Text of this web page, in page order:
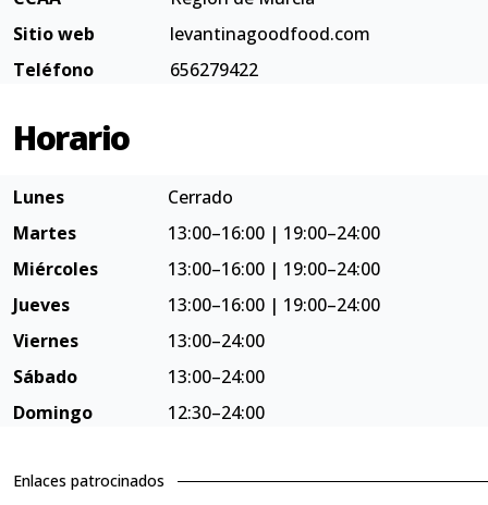
Sitio web
levantinagoodfood.com
Teléfono
656279422
Horario
Lunes
Cerrado
Martes
13:00–16:00 | 19:00–24:00
Miércoles
13:00–16:00 | 19:00–24:00
Jueves
13:00–16:00 | 19:00–24:00
Viernes
13:00–24:00
Sábado
13:00–24:00
Domingo
12:30–24:00
Enlaces patrocinados